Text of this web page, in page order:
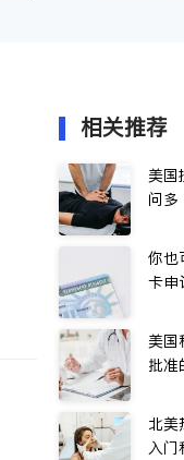
相关推荐
美国
问多
你也
卡申
美国
批准
北美
入门